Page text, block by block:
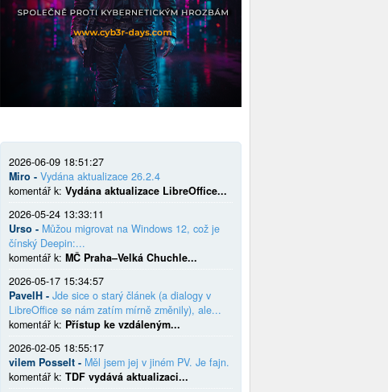
2026-06-09 18:51:27
Miro - Vydána aktualizace 26.2.4
komentář k: Vydána aktualizace LibreOffice...
2026-05-24 13:33:11
Urso - Můžou migrovat na Windows 12, což je
čínský Deepin:...
komentář k: MČ Praha–Velká Chuchle...
2026-05-17 15:34:57
PavelH - Jde sice o starý článek (a dialogy v
LibreOffice se nám zatím mírně změnily), ale...
komentář k: Přístup ke vzdáleným...
2026-02-05 18:55:17
vilem Posselt - Měl jsem jej v jiném PV. Je fajn.
komentář k: TDF vydává aktualizaci...